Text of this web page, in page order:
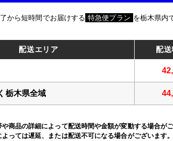
から短時間でお届けする 特急便プラン を栃木県内
配送エリア 配
栃木県全域
商品の詳細によって配送時間や金額が変動する場合がご
っては遅延、または配送不可になる場合がございます。